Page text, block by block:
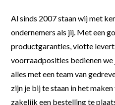
Al sinds 2007 staan wij met
ondernemers als jij. Met een
productgaranties, vlotte
voorraadposities bedienen
alles met een team van
zijn je bij te staan in het
zakelijk een bestelling te